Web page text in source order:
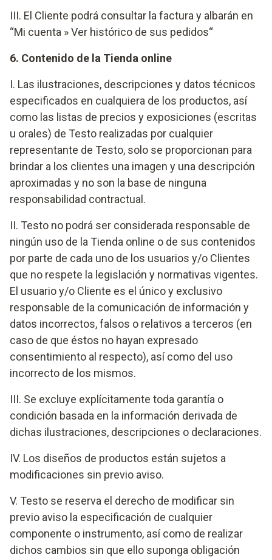
III. El Cliente podrá consultar la factura y albarán en
“Mi cuenta » Ver histórico de sus pedidos“
6. Contenido de la Tienda online
I. Las ilustraciones, descripciones y datos técnicos
especificados en cualquiera de los productos, así
como las listas de precios y exposiciones (escritas
u orales) de Testo realizadas por cualquier
representante de Testo, solo se proporcionan para
brindar a los clientes una imagen y una descripción
aproximadas y no son la base de ninguna
responsabilidad contractual.
II. Testo no podrá ser considerada responsable de
ningún uso de la Tienda online o de sus contenidos
por parte de cada uno de los usuarios y/o Clientes
que no respete la legislación y normativas vigentes.
El usuario y/o Cliente es el único y exclusivo
responsable de la comunicación de información y
datos incorrectos, falsos o relativos a terceros (en
caso de que éstos no hayan expresado
consentimiento al respecto), así como del uso
incorrecto de los mismos.
III. Se excluye explícitamente toda garantía o
condición basada en la información derivada de
dichas ilustraciones, descripciones o declaraciones.
IV. Los diseños de productos están sujetos a
modificaciones sin previo aviso.
V. Testo se reserva el derecho de modificar sin
previo aviso la especificación de cualquier
componente o instrumento, así como de realizar
dichos cambios sin que ello suponga obligación